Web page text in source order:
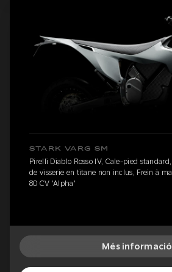
STARK VARG SM
Pirelli Diablo Rosso IV, Cale-pied
de visserie en titane non inclus, Frein à
80 CV 'Alpha'
Més informació